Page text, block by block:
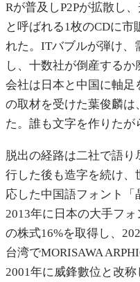
Rが普及しP2Pが拡散し
と呼ばれる1枚のCDに市
れた。ITバブルが弾け、
し、十数社が倒産する
会社は日本と中国に軸足
の取材を受けた葉俊麟
た。誰も文字を作りたが
脱出の経路は二社で語
行した後も造字を続け
応した中国語フォント「
2013年に日本の大手フ
の株式16%を取得し、
台湾でMORISAWA
2001年に威鋒數位と改